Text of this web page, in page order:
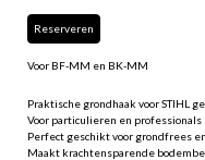
Reserveren
Voor BF-MM en BK-MM
Praktische grondhaak voor STIHL
Voor particulieren en professionals
Perfect geschikt voor grondfrees
Maakt krachtensparende